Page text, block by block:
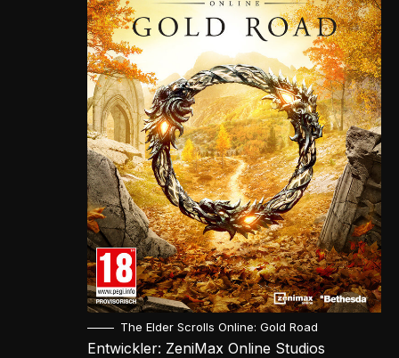
The Elder Scrolls Online: Gold Road
Entwickler: ZeniMax Online Studios